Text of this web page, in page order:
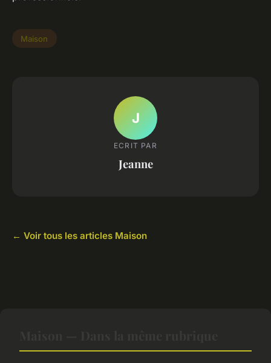
Maison
J
ECRIT PAR
Jeanne
← Voir tous les articles Maison